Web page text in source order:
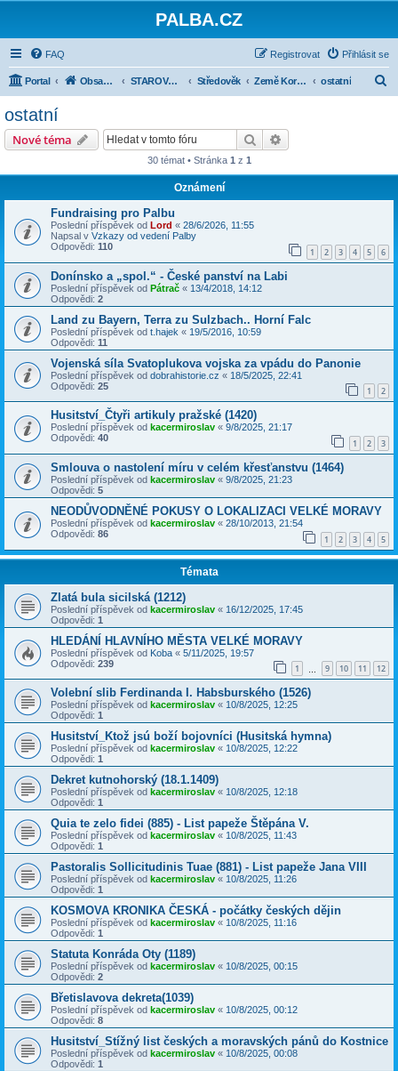
PALBA.CZ
FAQ Přihlásit se
Registrovat
Portal Obsah fóra STAROVĚK, STŘEDOVĚK, NOVOVĚK DO ROKU 1914 Středověk Země Koruny české ostatní
ostatní
Nové téma Hledat
30 témat • Stránka 1 z 1
Oznámení
Fundraising pro Palbu
Poslední příspěvek od Lord « 28/6/2026, 11:55
Napsal v Vzkazy od vedení Palby
Odpovědi: 110 1 2 3 4 5 6
Donínsko a „spol.“ - České panství na Labi
Poslední příspěvek od Pátrač « 13/4/2018, 14:12
Odpovědi: 2
Land zu Bayern, Terra zu Sulzbach.. Horní Falc
Poslední příspěvek od t.hajek « 19/5/2016, 10:59
Odpovědi: 11
Vojenská síla Svatoplukova vojska za vpádu do Panonie
Poslední příspěvek od dobrahistorie.cz « 18/5/2025, 22:41
Odpovědi: 25 1 2
Husitství_Čtyři artikuly pražské (1420)
Poslední příspěvek od kacermiroslav « 9/8/2025, 21:17
Odpovědi: 40 1 2 3
Smlouva o nastolení míru v celém křesťanstvu (1464)
Poslední příspěvek od kacermiroslav « 9/8/2025, 21:23
Odpovědi: 5
NEODŮVODNĚNÉ POKUSY O LOKALIZACI VELKÉ MORAVY
Poslední příspěvek od kacermiroslav « 28/10/2013, 21:54
Odpovědi: 86 1 2 3 4 5
Témata
Zlatá bula sicilská (1212)
Poslední příspěvek od kacermiroslav « 16/12/2025, 17:45
Odpovědi: 1
HLEDÁNÍ HLAVNÍHO MĚSTA VELKÉ MORAVY
Poslední příspěvek od Koba « 5/11/2025, 19:57
Odpovědi: 239 1 9 10 11 12
Volební slib Ferdinanda I. Habsburského (1526)
Poslední příspěvek od kacermiroslav « 10/8/2025, 12:25
Odpovědi: 1
Husitství_Ktož jsú boží bojovníci (Husitská hymna)
Poslední příspěvek od kacermiroslav « 10/8/2025, 12:22
Odpovědi: 1
Dekret kutnohorský (18.1.1409)
Poslední příspěvek od kacermiroslav « 10/8/2025, 12:18
Odpovědi: 1
Quia te zelo fidei (885) - List papeže Štěpána V.
Poslední příspěvek od kacermiroslav « 10/8/2025, 11:43
Odpovědi: 1
Pastoralis Sollicitudinis Tuae (881) - List papeže Jana VIII
Poslední příspěvek od kacermiroslav « 10/8/2025, 11:26
Odpovědi: 1
KOSMOVA KRONIKA ČESKÁ - počátky českých dějin
Poslední příspěvek od kacermiroslav « 10/8/2025, 11:16
Odpovědi: 1
Statuta Konráda Oty (1189)
Poslední příspěvek od kacermiroslav « 10/8/2025, 00:15
Odpovědi: 2
Břetislavova dekreta(1039)
Poslední příspěvek od kacermiroslav « 10/8/2025, 00:12
Odpovědi: 8
Husitství_Stížný list českých a moravských pánů do Kostnice
Poslední příspěvek od kacermiroslav « 10/8/2025, 00:08
Odpovědi: 1